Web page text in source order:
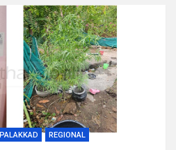
PALAKKAD REGIONAL